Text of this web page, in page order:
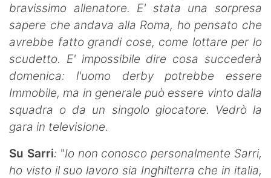
bravissimo allenatore. E' stata una sorpresa
sapere che andava alla Roma, ho pensato che
avrebbe fatto grandi cose, come lottare per lo
scudetto. E' impossibile dire cosa succederà
domenica: l'uomo derby potrebbe essere
Immobile, ma in generale può essere vinto dalla
squadra o da un singolo giocatore. Vedrò la
gara in televisione.
Su Sarri: "Io non conosco personalmente Sarri,
ho visto il suo lavoro sia Inghilterra che in italia,